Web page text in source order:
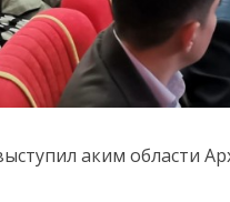
аким области